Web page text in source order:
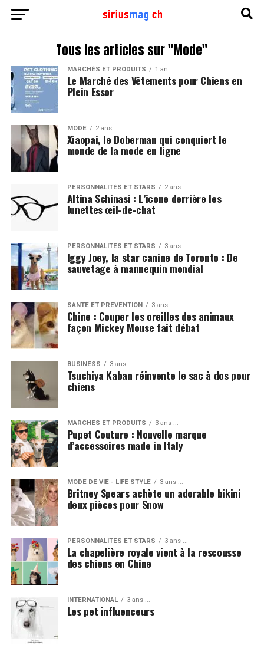
Tous les articles sur "Mode"
MARCHÉS ET PRODUITS 1 an ...
Le Marché des Vêtements pour Chiens en
Plein Essor
MODE 2 ans ...
Xiaopai, le Doberman qui conquiert le
monde de la mode en ligne
PERSONNALITÉS ET STARS 2 ans ...
Altina Schinasi : L’icone derrière les
lunettes œil-de-chat
PERSONNALITÉS ET STARS 3 ans ...
Iggy Joey, la star canine de Toronto : De
sauvetage à mannequin mondial
SANTÉ ET PRÉVENTION 3 ans ...
Chine : Couper les oreilles des animaux
façon Mickey Mouse fait débat
BUSINESS 3 ans ...
Tsuchiya Kaban réinvente le sac à dos pour
chiens
MARCHÉS ET PRODUITS 3 ans ...
Pupet Couture : Nouvelle marque
d’accessoires made in Italy
MODE DE VIE - LIFE STYLE 3 ans ...
Britney Spears achète un adorable bikini
deux pièces pour Snow
PERSONNALITÉS ET STARS 3 ans ...
La chapelière royale vient à la rescousse
des chiens en Chine
INTERNATIONAL 3 ans ...
Les pet influenceurs